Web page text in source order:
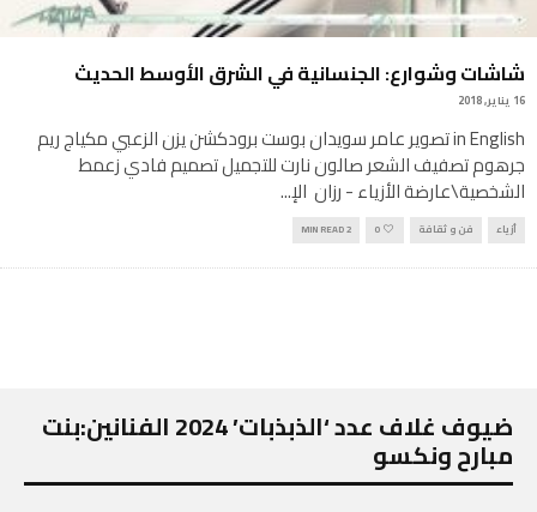
شاشات وشوارع: الجنسانية في الشرق الأوسط الحديث
16 يناير, 2018
in English تصوير عامر سويدان بوست برودكشن يزن الزعبي مكياج ريم
جرهوم تصفيف الشعر صالون نارت للتجميل تصميم فادي زعمط
الشخصية\عارضة الأزياء - رزان الإ...
أزياء فن و ثقافة 0
2 MIN READ
ضيوف غلاف عدد ‘الذبذبات’ 2024 الفنانين:بنت
مبارح ونكسو